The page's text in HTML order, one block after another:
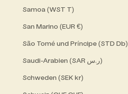
Samoa (WST T)
San Marino (EUR €)
São Tomé und Príncipe (STD Db)
Saudi-Arabien (SAR ر.س)
Schweden (SEK kr)